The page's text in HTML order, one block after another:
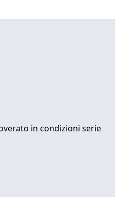
in condizioni serie